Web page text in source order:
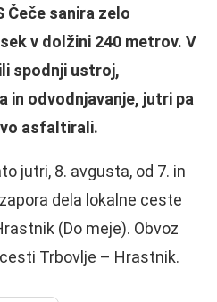
Čeče sanira zelo
v dolžini 240 metrov. V
spodnji ustroj,
in odvodnjavanje, jutri pa
asfaltirali.
jutri, 8. avgusta, od 7. in
dela lokalne ceste
(Do meje). Obvoz
Trbovlje – Hrastnik.